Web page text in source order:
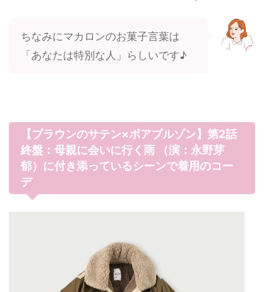
ちなみにマカロンのお菓子言葉は
「あなたは特別な人」らしいです♪
【ブラウンのサテン×ボアブルゾン】第2話
終盤：母親に会いに行く雨 （演：永野芽
郁）に付き添っているシーンで着用のコー
デ